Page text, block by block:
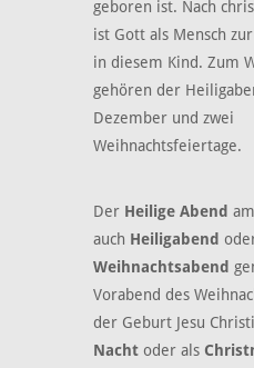
geboren ist. Nach
ist Gott als Mensch
in diesem Kind. Zum
gehören der
Dezember und zwei
Weihnachtsfeiertage.
Der Heilige Abend
auch Heiligabend
Weihnachtsabend
Vorabend des
der Geburt Jesu
Nacht oder als